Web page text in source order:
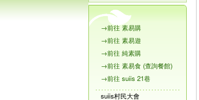
→前往 素易購
→前往 素易遊
→前往 純素購
→前往 素易食 (查詢餐館)
→前往 suiis 21巷
suiis村民大會